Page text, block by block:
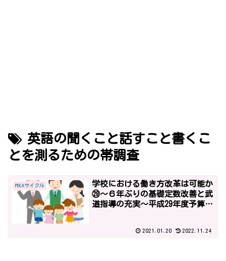
英語の聞くこと話すこと書くこ
とを測るための帯調査
PDCAサイクル
学校における働き方改革は可能か
㉙～６年ぶりの基礎定数改善と武
道指導の充実～平成29年度予算2
2021.01.20 2022.11.24